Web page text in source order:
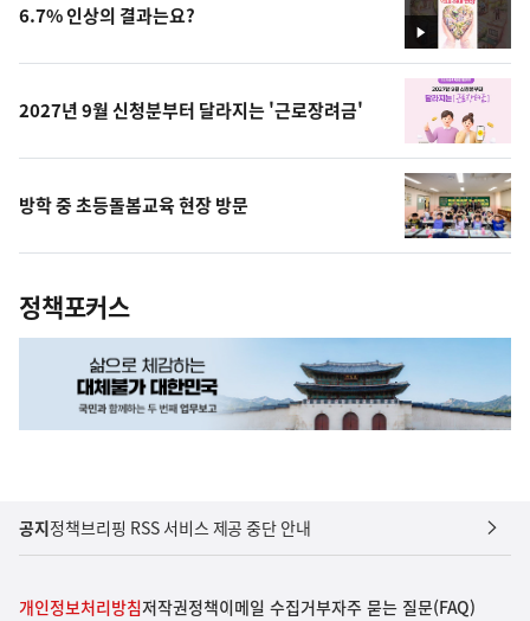
영
상
6.7% 인상의 결과는요?
2027년 9월 신청분부터 달라지는 '근로장려금'
방학 중 초등돌봄교육 현장 방문
정책포커스
공지정책브리핑 RSS 서비스 제공 중단 안내
개인정보처리방침저작권정책이메일 수집거부자주 묻는 질문(FAQ)